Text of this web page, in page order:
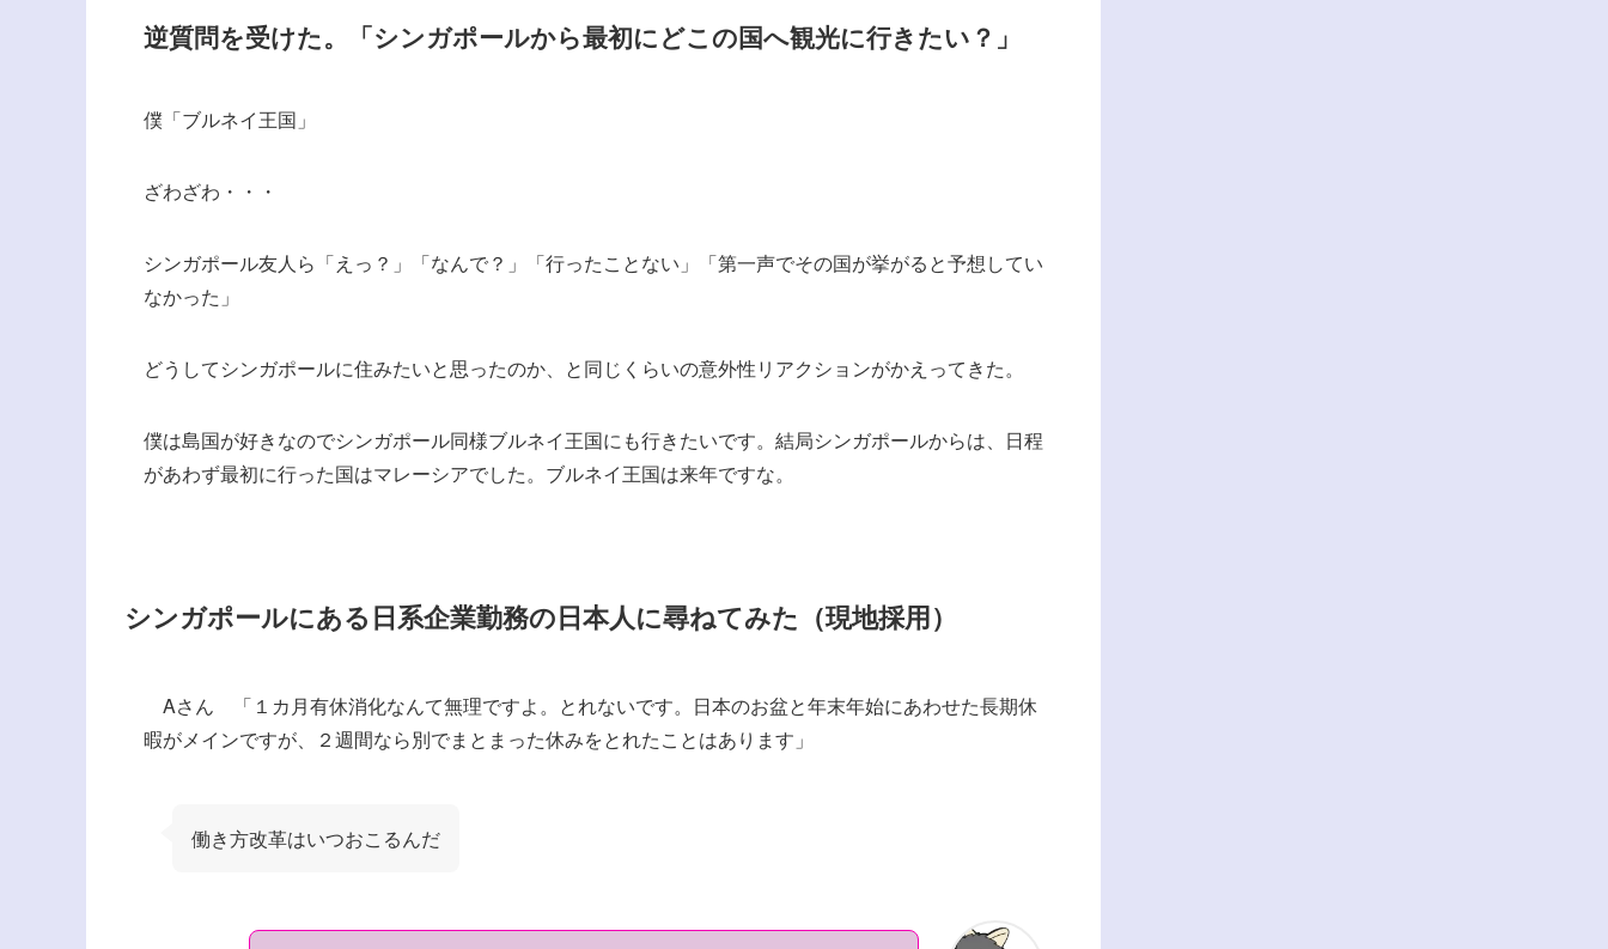
逆質問を受けた。「シンガポールから最初にどこの国へ観光に行きたい？」
僕「ブルネイ王国」
ざわざわ・・・
シンガポール友人ら「えっ？」「なんで？」「行ったことない」「第一声でその国が挙がると予想してい
なかった」
どうしてシンガポールに住みたいと思ったのか、と同じくらいの意外性リアクションがかえってきた。
僕は島国が好きなのでシンガポール同様ブルネイ王国にも行きたいです。結局シンガポールからは、日程
があわず最初に行った国はマレーシアでした。ブルネイ王国は来年ですな。
シンガポールにある日系企業勤務の日本人に尋ねてみた（現地採用）
Aさん 「１カ月有休消化なんて無理ですよ。とれないです。日本のお盆と年末年始にあわせた長期休
暇がメインですが、２週間なら別でまとまった休みをとれたことはあります」
働き方改革はいつおこるんだ